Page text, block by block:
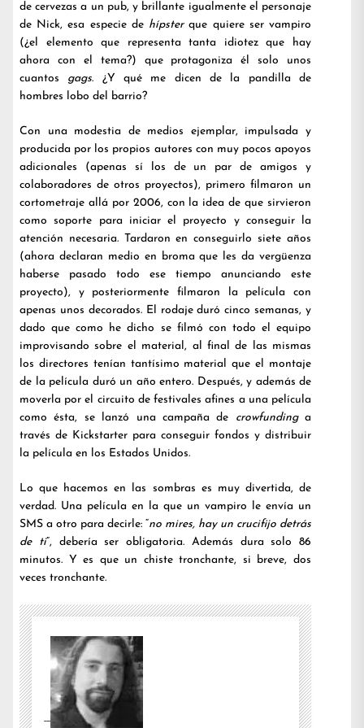
de cervezas a un pub, y brillante igualmente el personaje
de Nick, esa especie de hípsterque quiere ser vampiro
(¿el elemento que representa tanta idiotez que hay
ahora con el tema?) que protagoniza él solo unos
cuantos gags. ¿Y qué me dicen de la pandilla de
hombres lobo del barrio?
Con una modestia de medios ejemplar, impulsada y
producida por los propios autores con muy pocos apoyos
adicionales (apenas sí los de un par de amigos y
colaboradores de otros proyectos), primero filmaron un
cortometraje allá por 2006, con la idea de que sirvieron
como soporte para iniciar el proyecto y conseguir la
atención necesaria. Tardaron en conseguirlo siete años
(ahora declaran medio en broma que les da vergüenza
haberse pasado todo ese tiempo anunciando este
proyecto), y posteriormente filmaron la película con
apenas unos decorados. El rodaje duró cinco semanas, y
dado que como he dicho se filmó con todo el equipo
improvisando sobre el material, al final de las mismas
los directores tenían tantísimo material que el montaje
de la película duró un año entero. Después, y además de
moverla por el circuito de festivales afines a una película
como ésta, se lanzó una campaña de crowfundinga
través de Kickstarter para conseguir fondos y distribuir
la película en los Estados Unidos.
Lo que hacemos en las sombras es muy divertida, de
verdad. Una película en la que un vampiro le envía un
SMS a otro para decirle: “no mires, hay un crucifijo detrás
de ti”, debería ser obligatoria. Además dura solo 86
minutos. Y es que un chiste tronchante, si breve, dos
veces tronchante.